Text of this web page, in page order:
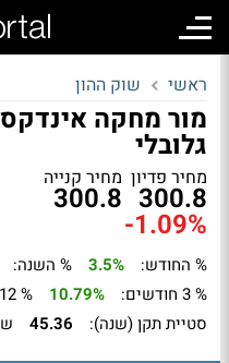
ראשי שוק ההון
מור מחקה אינדקס
גלובלי
מחיר פדיון
300.8
מחיר קנייה
300.8
-1.09%
% החודש: 3.5% % השנה:
% 3 חודשים:
10.79% % 12 חודשים:
סטיית תקן (שנה):
45.36